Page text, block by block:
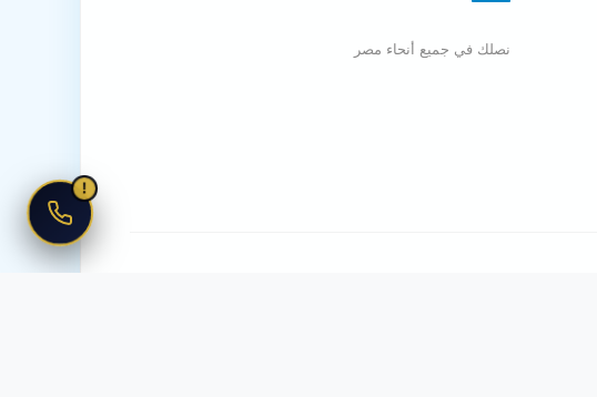
نصلك في جميع أنحاء مصر
!